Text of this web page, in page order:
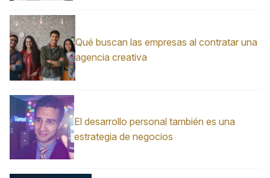
Qué buscan las empresas al contratar una
agencia creativa
El desarrollo personal también es una
estrategia de negocios